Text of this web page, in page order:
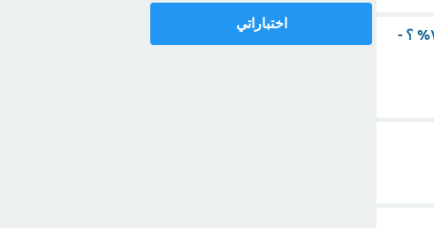
ما نسبة أن ترث الأم DNA الميتوكوندريا إلى أبناءها الذكور ؟ صفر ٪ ٢٥% ١٠٠% ٧٥% ؟ -
اختباراتي